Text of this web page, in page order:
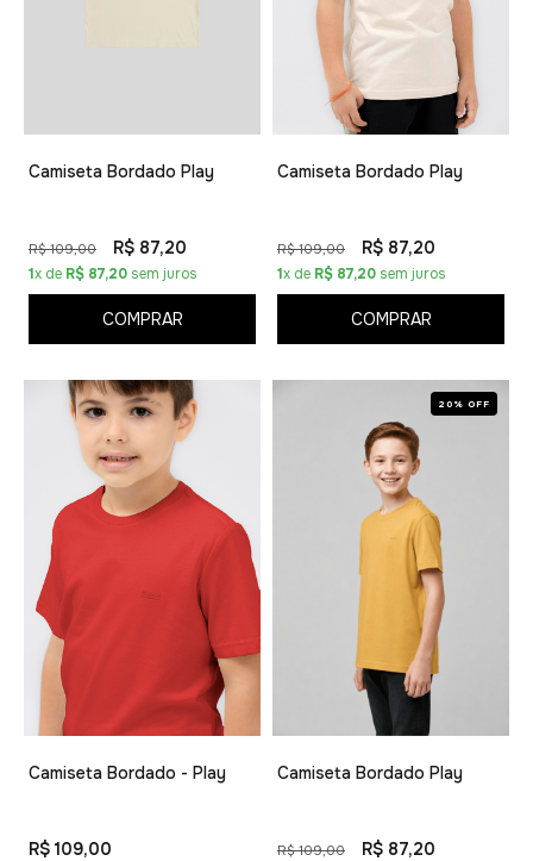
Camiseta Bordado Play
R$ 109,00 R$ 87,20
1x de R$ 87,20 sem juros
COMPRAR
Camiseta Bordado Play
R$ 109,00 R$ 87,20
1x de R$ 87,20 sem juros
COMPRAR
Camiseta Bordado - Play
R$ 109,00
20% OFF
Camiseta Bordado Play
R$ 109,00 R$ 87,20